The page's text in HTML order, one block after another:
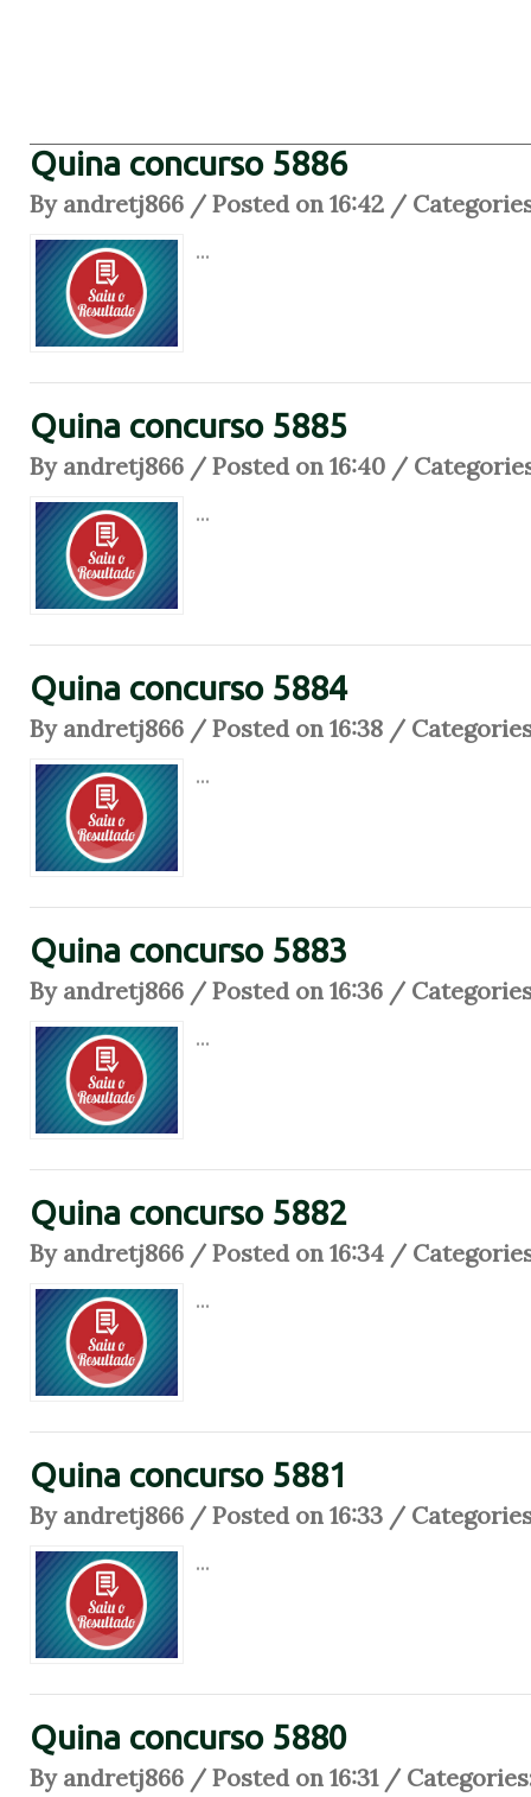
Quina concurso 5886
By andretj866 / Posted on 16:42 /
...
Quina concurso 5885
By andretj866 / Posted on 16:40 /
...
Quina concurso 5884
By andretj866 / Posted on 16:38 /
...
Quina concurso 5883
By andretj866 / Posted on 16:36 /
...
Quina concurso 5882
By andretj866 / Posted on 16:34 /
...
Quina concurso 5881
By andretj866 / Posted on 16:33 /
...
Quina concurso 5880
By andretj866 / Posted on 16:31 /